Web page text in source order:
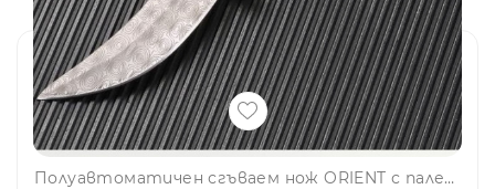
Полуавтоматичен сгъваем нож ORIENT с палец за отваряне, стомана 7Cr13Mov с дамаска шарка, дръжка биволски рог, кутия